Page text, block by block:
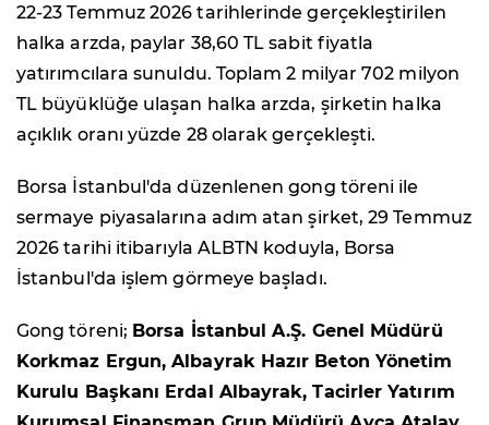
22-23 Temmuz 2026 tarihlerinde gerçekleştirilen
halka arzda, paylar 38,60 TL sabit fiyatla
yatırımcılara sunuldu. Toplam 2 milyar 702 milyon
TL büyüklüğe ulaşan halka arzda, şirketin halka
açıklık oranı yüzde 28 olarak gerçekleşti.
Borsa İstanbul'da düzenlenen gong töreni ile
sermaye piyasalarına adım atan şirket, 29 Temmuz
2026 tarihi itibarıyla ALBTN koduyla, Borsa
İstanbul'da işlem görmeye başladı.
Gong töreni; Borsa İstanbul A.Ş. Genel Müdürü
Korkmaz Ergun, Albayrak Hazır Beton Yönetim
Kurulu Başkanı Erdal Albayrak, Tacirler Yatırım